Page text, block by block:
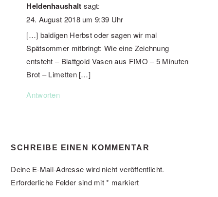
Heldenhaushalt sagt:
24. August 2018 um 9:39 Uhr
[…] baldigen Herbst oder sagen wir mal
Spätsommer mitbringt: Wie eine Zeichnung
entsteht – Blattgold Vasen aus FIMO – 5 Minuten
Brot – Limetten […]
Antworten
SCHREIBE EINEN KOMMENTAR
Deine E-Mail-Adresse wird nicht veröffentlicht.
Erforderliche Felder sind mit* markiert